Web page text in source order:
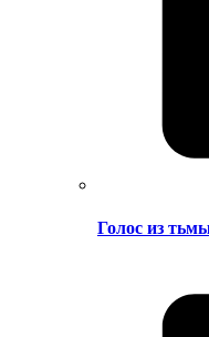
Голос из